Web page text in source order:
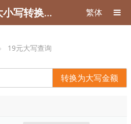
数字大小写转换在线工具 繁体
19元大写查询
转换为大写金额